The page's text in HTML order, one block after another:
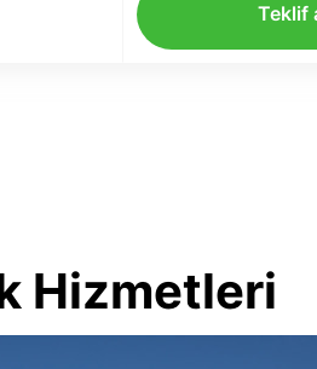
Teklif
Hizmetleri